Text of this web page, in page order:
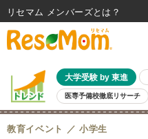
大学受験 by 東進
医専予備校徹底リサーチ
親子で考える大学選び 高校受験
共通テスト 夏休み
教育イベント 小学生
リセマム メンバーズ